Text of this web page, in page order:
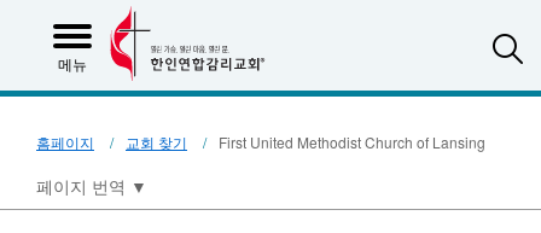
메뉴
홈페이지 교회 찾기 First United Methodist Church of Lansing
페이지 번역 ▼